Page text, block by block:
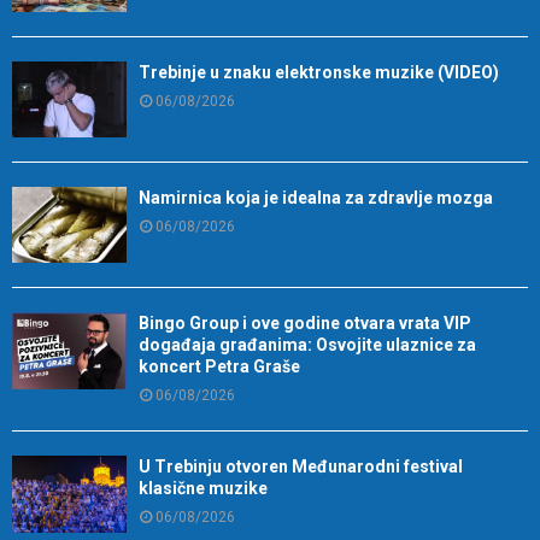
Trebinje u znaku elektronske muzike (VIDEO)
06/08/2026
Namirnica koja je idealna za zdravlje mozga
06/08/2026
Bingo Group i ove godine otvara vrata VIP
događaja građanima: Osvojite ulaznice za
koncert Petra Graše
06/08/2026
U Trebinju otvoren Međunarodni festival
klasične muzike
06/08/2026